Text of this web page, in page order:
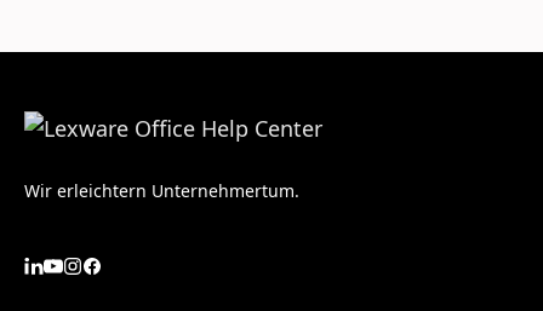
Wir erleichtern Unternehmertum.